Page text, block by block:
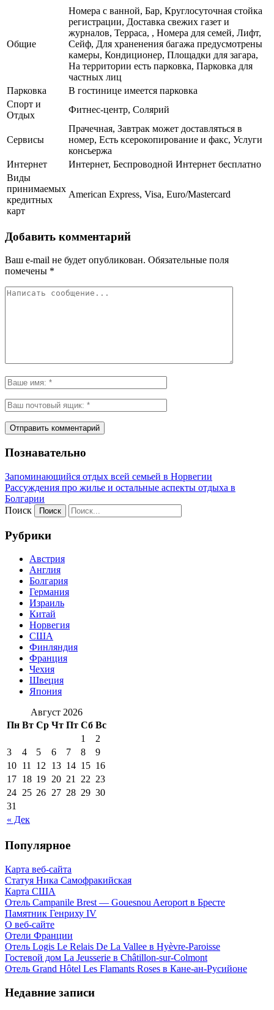
Общие
Номера с ванной, Бар, Круглосуточная стойка
регистрации, Доставка свежих газет и
журналов, Терраса, , Номера для семей, Лифт,
Сейф, Для храненения багажа предусмотрены
камеры, Кондиционер, Площадки для загара,
На территории есть парковка, Парковка для
частных лиц
Парковка
В гостинице имеется парковка
Спорт и
Отдых
Фитнес-центр, Солярий
Сервисы
Прачечная, Завтрак может доставляться в
номер, Есть ксерокопирование и факс, Услуги
консьержа
Интернет
Интернет, Беспроводной Интернет бесплатно
Виды
принимаемых
кредитных
карт
American Express, Visa, Euro/Mastercard
Добавить комментарий
Ваш e-mail не будет опубликован. Обязательные поля
помечены *
Познавательно
Запоминающийся отдых всей семьей в Норвегии
Рассуждения про жилье и остальные аспекты отдыха в
Болгарии
Поиск
Рубрики
Австрия
Англия
Болгария
Германия
Израиль
Китай
Норвегия
США
Финляндия
Франция
Чехия
Швеция
Япония
Август 2026
Пн Вт Ср Чт Пт Сб Вс
« Дек
1
2
3
4 5 6 7 8
9
10 11 12 13 14 15 16
17 18 19 20 21 22 23
24 25 26 27 28 29 30
31
Популярное
Карта веб-сайта
Статуя Ника Самофракийская
Карта США
Отель Campanile Brest — Gouesnou Aeroport в Бресте
Памятник Генриху IV
О веб-сайте
Отели Франции
Отель Logis Le Relais De La Vallee в Hyèvre-Paroisse
Гостевой дом La Jeusserie в Châtillon-sur-Colmont
Отель Grand Hôtel Les Flamants Roses в Кане-ан-Русийоне
Недавние записи